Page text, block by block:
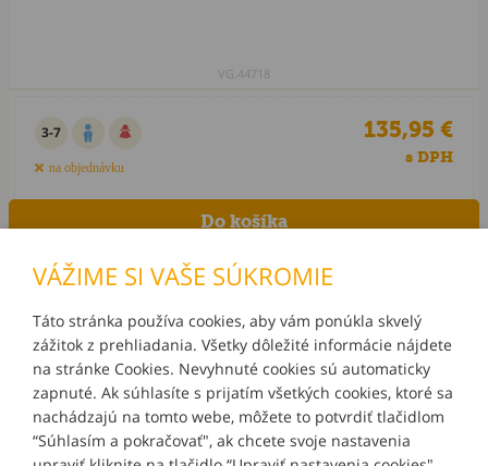
VG.44718
3-7
na objednávku
135,95 €
s DPH
INFORMÁCIE
MÔJ ÚČET
VÁŽIME SI VAŠE SÚKROMIE
Táto stránka používa cookies, aby vám ponúkla skvelý
zážitok z prehliadania. Všetky dôležité informácie nájdete
na stránke Cookies. Nevyhnuté cookies sú automaticky
zapnuté. Ak súhlasíte s prijatím všetkých cookies, ktoré sa
nachádzajú na tomto webe, môžete to potvrdiť tlačidlom
“Súhlasím a pokračovať", ak chcete svoje nastavenia